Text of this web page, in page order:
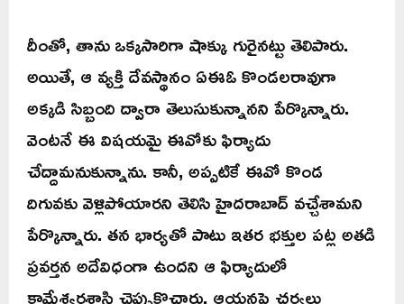
దీంతో, తాను ఒక్కసారిగా షాక్కు గురైనట్టు తెలిపారు.
అయితే, ఆ వ్యక్తి దేవస్థానం ఏఈఓ కొండలరావుగా
అక్కడి సిబ్బంది ద్వారా తెలుసుకున్నానని పేర్కొన్నారు.
వెంటనే ఈ విషయమై ఈవోకు ఫిర్యాదు
చేద్దామనుకున్నాను. కానీ, అప్పటికే ఈవో కొండ
దిగువకు వెళ్లిపోయారని తెలిసి హైదరాబాద్ వచ్చేశామని
పేర్కొన్నారు. తన భార్యతో పాటు ఇతర భక్తుల పట్ల అతడి
ప్రవర్తన అదేవిధంగా ఉందని ఆ ఫిర్యాదులో
కామేశ్వరశాస్త్రి చెప్పుకొచ్చారు. ఆయనపై చర్యలు